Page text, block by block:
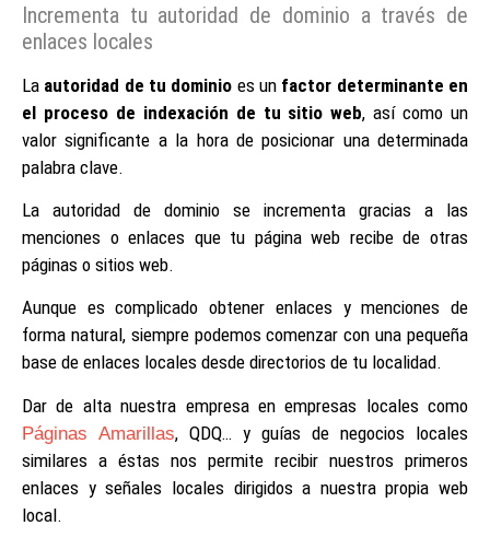
Incrementa tu autoridad de dominio a través de
enlaces locales
La autoridad de tu dominio es un factor determinante en
el proceso de indexación de tu sitio web, así como un
valor significante a la hora de posicionar una determinada
palabra clave.
La autoridad de dominio se incrementa gracias a las
menciones o enlaces que tu página web recibe de otras
páginas o sitios web.
Aunque es complicado obtener enlaces y menciones de
forma natural, siempre podemos comenzar con una pequeña
base de enlaces locales desde directorios de tu localidad.
Dar de alta nuestra empresa en empresas locales como
Páginas Amarillas, QDQ… y guías de negocios locales
similares a éstas nos permite recibir nuestros primeros
enlaces y señales locales dirigidos a nuestra propia web
local.